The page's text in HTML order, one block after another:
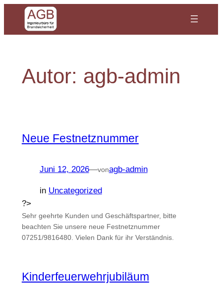
springen
Autor: agb-admin
Neue Festnetznummer
Juni 12, 2026—vonagb-admin
in Uncategorized
?>
Sehr geehrte Kunden und Geschäftspartner, bitte
beachten Sie unsere neue Festnetznummer
07251/9816480. Vielen Dank für ihr Verständnis.
Kinderfeuerwehrjubiläum